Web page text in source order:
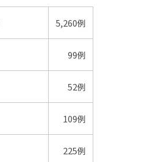
5,260例
99例
52例
109例
225例